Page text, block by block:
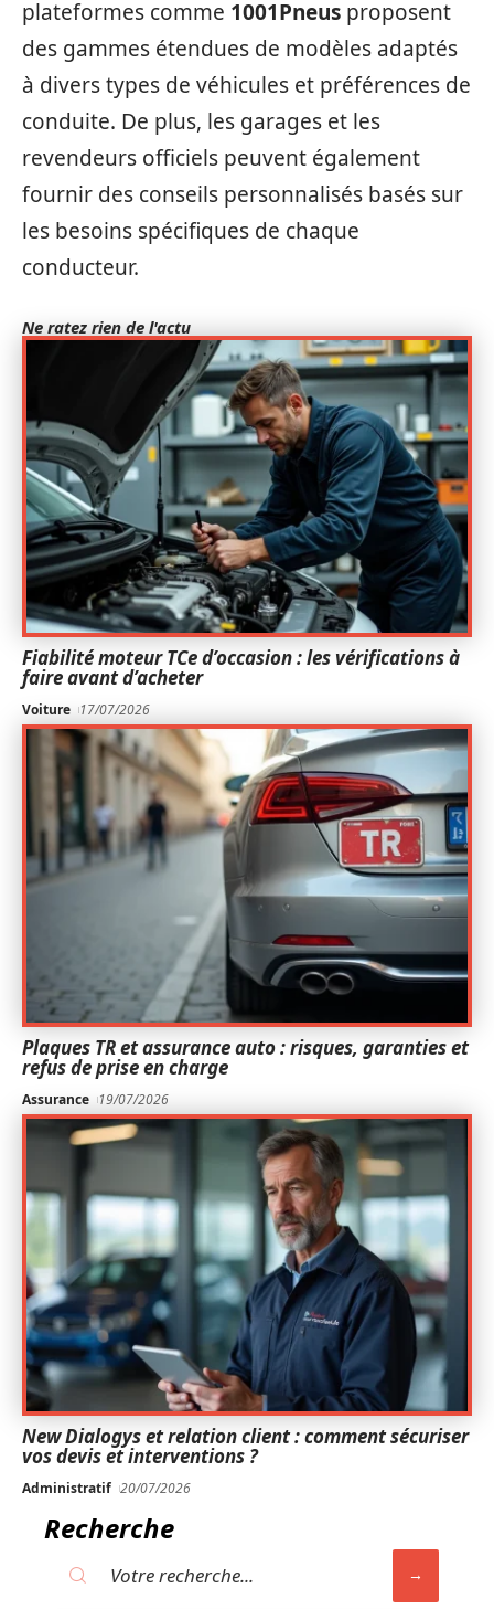
plateformes comme 1001Pneus proposent
des gammes étendues de modèles adaptés
à divers types de véhicules et préférences de
conduite. De plus, les garages et les
revendeurs officiels peuvent également
fournir des conseils personnalisés basés sur
les besoins spécifiques de chaque
conducteur.
Ne ratez rien de l'actu
Fiabilité moteur TCe d’occasion : les vérifications à
faire avant d’acheter
Voiture 17/07/2026
Plaques TR et assurance auto : risques, garanties et
refus de prise en charge
Assurance 19/07/2026
New Dialogys et relation client : comment sécuriser
vos devis et interventions ?
Administratif 20/07/2026
Recherche